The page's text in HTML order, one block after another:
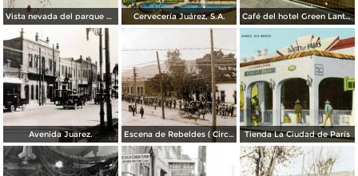
Vista nevada del parque El Chamizal Cervecería Juárez, S.A. Café del hotel Green Lantern Inn
Avenida Juarez. Escena de Rebeldes ( Circulada el 8 de Diciembre de 1913 ). Tienda La Ciudad de París